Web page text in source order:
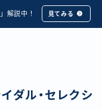
解説中！ 見てみる
ダル・セレクシ